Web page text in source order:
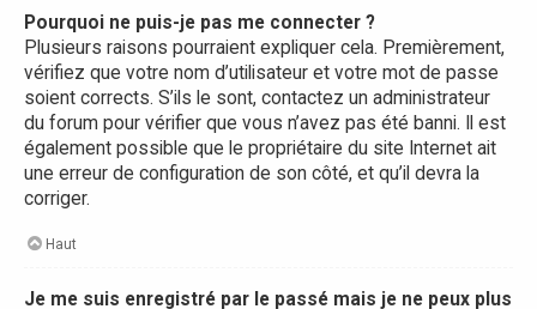
Pourquoi ne puis-je pas me connecter ?
Plusieurs raisons pourraient expliquer cela. Premièrement,
vérifiez que votre nom d’utilisateur et votre mot de passe
soient corrects. S’ils le sont, contactez un administrateur
du forum pour vérifier que vous n’avez pas été banni. Il est
également possible que le propriétaire du site Internet ait
une erreur de configuration de son côté, et qu’il devra la
corriger.
Haut
Je me suis enregistré par le passé mais je ne peux plus